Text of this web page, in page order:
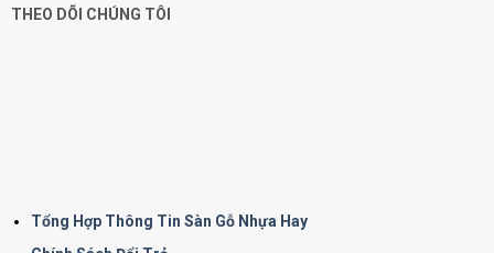
THEO DÕI CHÚNG TÔI
Tổng Hợp Thông Tin Sàn Gỗ Nhựa Hay